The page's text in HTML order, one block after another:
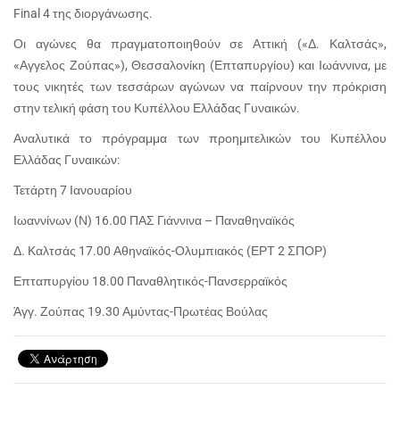
Final 4 της διοργάνωσης.
Οι αγώνες θα πραγματοποιηθούν σε Αττική («Δ. Καλτσάς»,
«Αγγελος Ζούπας»), Θεσσαλονίκη (Επταπυργίου) και Ιωάννινα, με
τους νικητές των τεσσάρων αγώνων να παίρνουν την πρόκριση
στην τελική φάση του Κυπέλλου Ελλάδας Γυναικών.
Αναλυτικά το πρόγραμμα των προημιτελικών του Κυπέλλου
Ελλάδας Γυναικών:
Τετάρτη 7 Ιανουαρίου
Ιωαννίνων (Ν) 16.00 ΠΑΣ Γιάννινα – Παναθηναϊκός
Δ. Καλτσάς 17.00 Αθηναϊκός-Ολυμπιακός (ΕΡΤ 2 ΣΠΟΡ)
Επταπυργίου 18.00 Παναθλητικός-Πανσερραϊκός
Άγγ. Ζούπας 19.30 Αμύντας-Πρωτέας Βούλας